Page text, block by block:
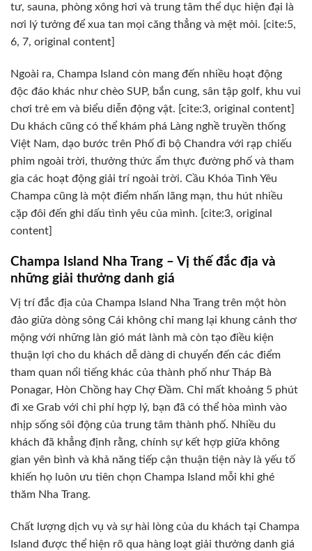
tư, sauna, phòng xông hơi và trung tâm thể dục hiện đại là
nơi lý tưởng để xua tan mọi căng thẳng và mệt mỏi. [cite:5,
6, 7, original content]
Ngoài ra, Champa Island còn mang đến nhiều hoạt động
độc đáo khác như chèo SUP, bắn cung, sân tập golf, khu vui
chơi trẻ em và biểu diễn động vật. [cite:3, original content]
Du khách cũng có thể khám phá Làng nghề truyền thống
Việt Nam, dạo bước trên Phố đi bộ Chandra với rạp chiếu
phim ngoài trời, thưởng thức ẩm thực đường phố và tham
gia các hoạt động giải trí ngoài trời. Cầu Khóa Tình Yêu
Champa cũng là một điểm nhấn lãng mạn, thu hút nhiều
cặp đôi đến ghi dấu tình yêu của mình. [cite:3, original
content]
Champa Island Nha Trang – Vị thế đắc địa và
những giải thưởng danh giá
Vị trí đắc địa của Champa Island Nha Trang trên một hòn
đảo giữa dòng sông Cái không chỉ mang lại khung cảnh thơ
mộng với những làn gió mát lành mà còn tạo điều kiện
thuận lợi cho du khách dễ dàng di chuyển đến các điểm
tham quan nổi tiếng khác của thành phố như Tháp Bà
Ponagar, Hòn Chồng hay Chợ Đầm. Chỉ mất khoảng 5 phút
đi xe Grab với chi phí hợp lý, bạn đã có thể hòa mình vào
nhịp sống sôi động của trung tâm thành phố. Nhiều du
khách đã khẳng định rằng, chính sự kết hợp giữa không
gian yên bình và khả năng tiếp cận thuận tiện này là yếu tố
khiến họ luôn ưu tiên chọn Champa Island mỗi khi ghé
thăm Nha Trang.
Chất lượng dịch vụ và sự hài lòng của du khách tại Champa
Island được thể hiện rõ qua hàng loạt giải thưởng danh giá